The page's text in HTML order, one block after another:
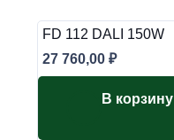
FD 112 DALI 150W
27 760,00 ₽
В корзину